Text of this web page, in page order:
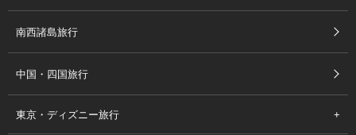
南西諸島旅行
中国・四国旅行
東京・ディズニー旅行